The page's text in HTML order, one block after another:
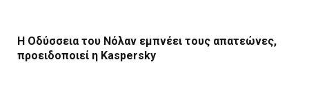
Η Οδύσσεια του Νόλαν εμπνέει τους απατεώνες,
προειδοποιεί η Kaspersky